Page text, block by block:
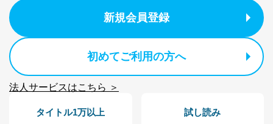
定期購読サービス
等をご利用の方の
個人情報
ル等による商品、
サービス、キャンペーン等の広告
に関するご案内のため
7
SNS公式アカウン
トに登録された方
当社のサービス利用状況の把握お
よびその分析のため
その他当社のプライバシーポリシ
ー等にて公表する利用目的達成の
新規会員登録
初めてご利用の方へ
法人サービスはこちら ＞
タイトル1万以上 試し読み